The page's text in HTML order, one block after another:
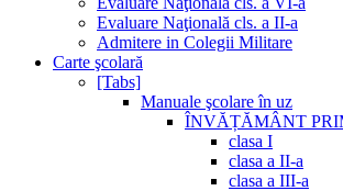
Evaluare Naţională cls. a II-a
Admitere in Colegii Militare
Carte şcolară
[Tabs]
Manuale şcolare în uz
ÎNVĂȚĂMÂNT
clasa I
clasa a II-a
clasa a III-a